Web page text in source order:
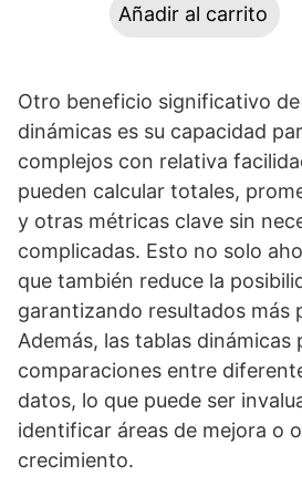
Añadir al carrito
Otro beneficio significativo
dinámicas es su capacidad
complejos con relativa
pueden calcular totales,
y otras métricas clave sin
complicadas. Esto no solo
que también reduce la
garantizando resultados más
Además, las tablas dinámicas
comparaciones entre
datos, lo que puede ser
identificar áreas de mejora o
crecimiento.